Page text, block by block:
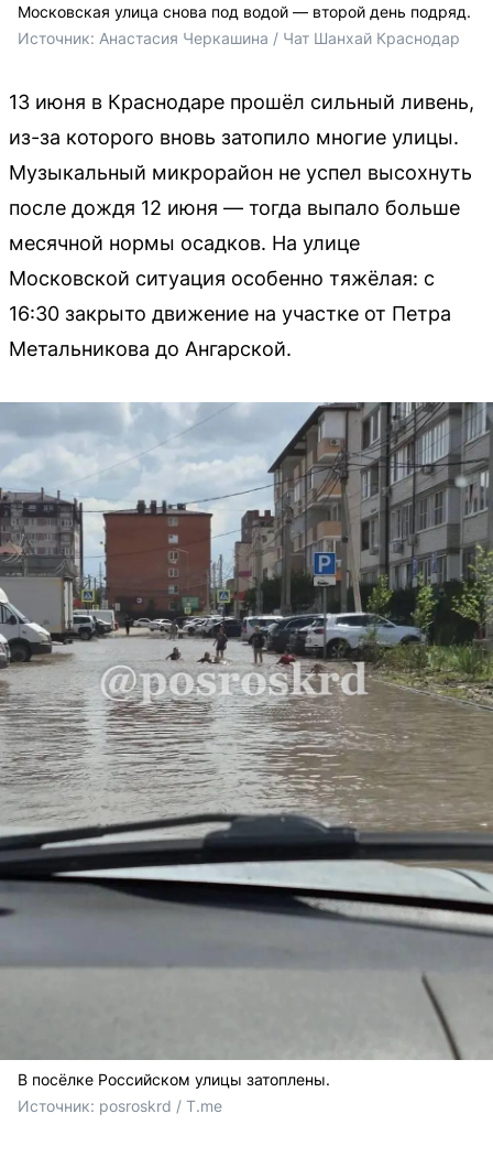
Московская улица снова под водой — второй день подряд.
Источник: Анастасия Черкашина / Чат Шанхай Краснодар
13 июня в Краснодаре прошёл сильный ливень,
из-за которого вновь затопило многие улицы.
Музыкальный микрорайон не успел высохнуть
после дождя 12 июня — тогда выпало больше
месячной нормы осадков. На улице
Московской ситуация особенно тяжёлая: с
16:30 закрыто движение на участке от Петра
Метальникова до Ангарской.
В посёлке Российском улицы затоплены.
Источник: posroskrd / T.me